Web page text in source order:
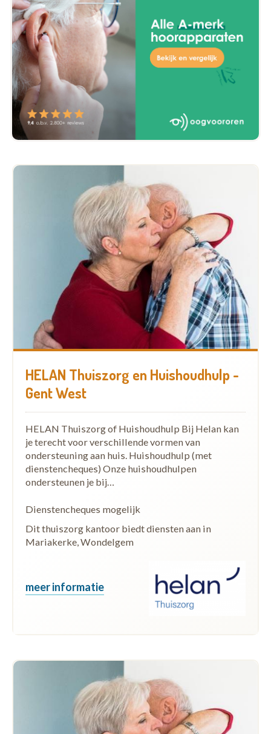
HELAN Thuiszorg en Huishoudhulp -
Gent West
HELAN Thuiszorg of Huishoudhulp Bij Helan kan
je terecht voor verschillende vormen van
ondersteuning aan huis. Huishoudhulp (met
dienstencheques) Onze huishoudhulpen
ondersteunen je bij…
Dienstencheques mogelijk
Dit thuiszorg kantoor biedt diensten aan in
Mariakerke, Wondelgem
meer informatie